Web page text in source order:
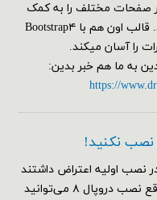
صفحات مختلف را به کمک
ماژول Geysir در اختیار شما قرار میدهد. قالب اون هم با Bootstrap۴
را آسان میکند.
به ما هم خبر بدین:
https://
نصب نکنید!
نصب اولیه اعتراض داشتند
باید خوشحال باشند که ازین به بعد موقع نصب دروپال ۸ می‌توانید